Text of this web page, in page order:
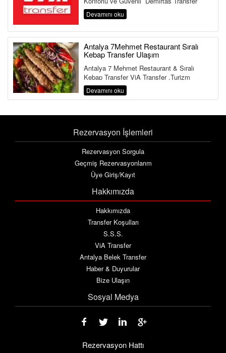
Hizmeti Antalya Havalimanı&...
Devamını oku
Antalya 7Mehmet Restaurant Sıralı
Kebap Transfer Ulaşım
Antalya 7 Mehmet Restaurant & Sıralı
Kebap Transfer ViA Transfer ,Turizm
Bakanlığı ve Ulaştırma Bakanlığına Bağlı ...
Devamını oku
Rezervasyon İşlemleri
Rezervasyon Sorgula
Geçmiş Rezervasyonlarım
Üye Giriş/Kayıt
Hakkımızda
Hakkımızda
Transfer Koşulları
S.S.S.
ViA Transfer
Antalya Belek Transfer
Haber & Duyurular
Bize Ulaşın
Sosyal Medya
Rezervasyon Hattı